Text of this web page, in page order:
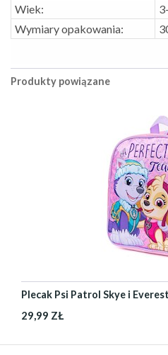
Wiek:
Wymiary opakowania:
Produkty powiązane
Plecak Psi Patrol Skye i
29,99 ZŁ